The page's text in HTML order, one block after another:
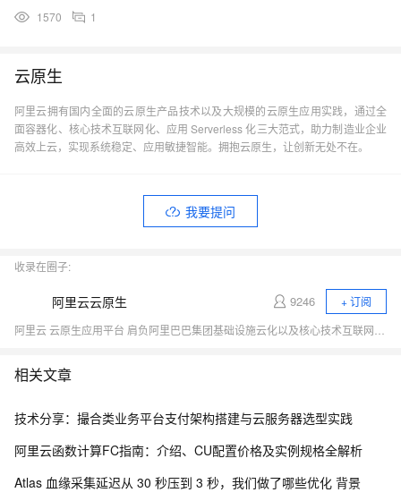
1570 1
云原生
阿里云拥有国内全面的云原生产品技术以及大规模的云原生应用实践，通过全
面容器化、核心技术互联网化、应用 Serverless 化三大范式，助力制造业企业
高效上云，实现系统稳定、应用敏捷智能。拥抱云原生，让创新无处不在。
我要提问
收录在圈子:
阿里云云原生 9246
+ 订阅
相关文章
技术分享：撮合类业务平台支付架构搭建与云服务器选型实践
阿里云函数计算FC指南：介绍、CU配置价格及实例规格全解析
Atlas 血缘采集延迟从 30 秒压到 3 秒，我们做了哪些优化 背景